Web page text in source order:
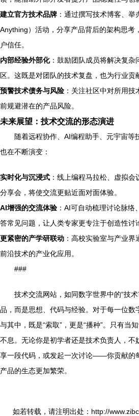
建立官方技术品牌 ：通过撰写技术博客、
Anything）活动，分享产品背后的架构思考
户信任。
内部经验外部化：鼓励团队成员将解决复杂
区。这既是对团队的技术复盘，也为行业贡
预警技术债务与风险 ：关注社区中对所用
前规避潜在的产品风险。
未来展望：技术交流的形态演进
随着远程协作、AI编程助手、元宇宙等
也在不断演变：
实时化与沉浸式 ：线上编程马拉松、虚拟
分享会，将使交流更贴近面对面体验。
AI增强的交流体验 ：AI可自动梳理讨论脉
答常见问题，让人类专家更专注于创造性讨
更紧密的产学研联动 ：高校实验室与产业
前沿技术的产业化应用。
###
技术交流网站，如同数字世界中的“技
品，而是思想、代码与经验。对于每一位数
与其中，既是“索取”，更是“播种”。只有当
不息。无论你是初学者还是技术负责人，不
享一段代码，或发起一次讨论——你贡献的
产品的生态更加繁荣。
如若转载，请注明出处：http://